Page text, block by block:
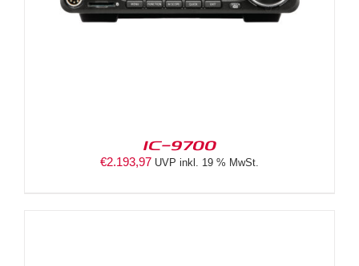
IC-9700
€2.193,97 UVP inkl. 19 % MwSt.